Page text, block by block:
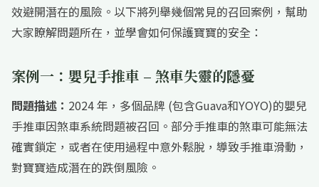
效避開潛在的風險。以下將列舉幾個常見的召回案例，幫助
大家瞭解問題所在，並學會如何保護寶寶的安全：
案例一：嬰兒手推車 – 煞車失靈的隱憂
問題描述： 2024 年，多個品牌 (包含Guava和YOYO)的嬰兒
手推車因煞車系統問題被召回。部分手推車的煞車可能無法
確實鎖定，或者在使用過程中意外鬆脫，導致手推車滑動，
對寶寶造成潛在的跌倒風險。